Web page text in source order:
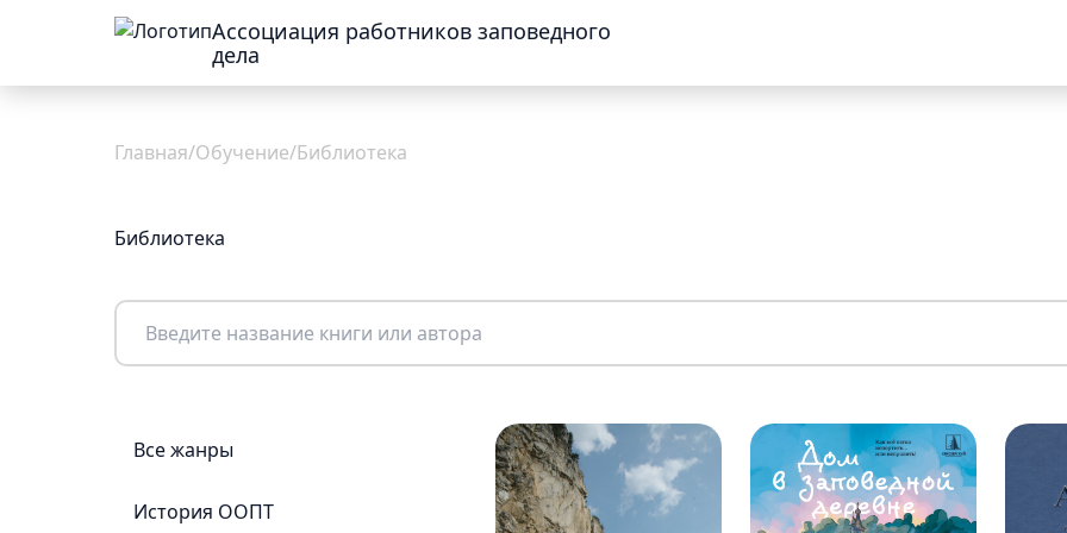
Ассоциация работников заповедного
дела
Ассоциации
информация
Присоединиться
Документы
Главная/Обучение/Библиотека
Библиотека
Все жанры
История ООПТ